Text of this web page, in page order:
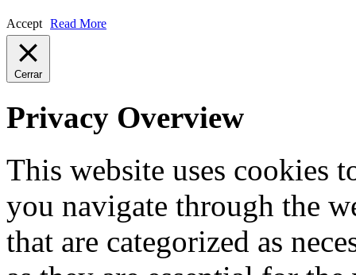
Accept Read More
Cerrar
Privacy Overview
This website uses cookies
you navigate through the
that are categorized as